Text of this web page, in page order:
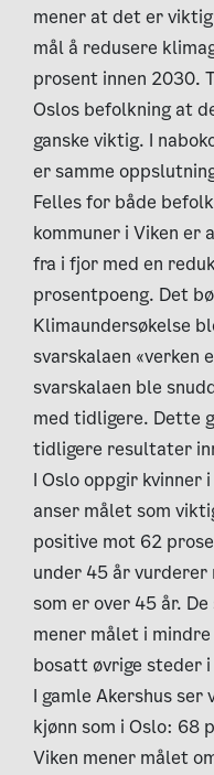
mener at det er
mål å redusere
prosent innen 2030.
Oslos befolkning at
ganske viktig. I
er samme
Felles for både
kommuner i Viken er
fra i fjor med en
prosentpoeng. Det
Klimaundersøkelse
svarskalaen
svarskalaen ble
med tidligere. Dette
tidligere resultater
I Oslo oppgir kvinner
anser målet som
positive mot 62
under 45 år vurderer
som er over 45 år.
mener målet i
bosatt øvrige steder
I gamle Akershus
kjønn som i Oslo: 68
Viken mener målet